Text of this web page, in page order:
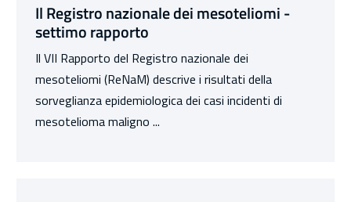
Il Registro nazionale dei mesoteliomi -
settimo rapporto
Il VII Rapporto del Registro nazionale dei
mesoteliomi (ReNaM) descrive i risultati della
sorveglianza epidemiologica dei casi incidenti di
mesotelioma maligno ...